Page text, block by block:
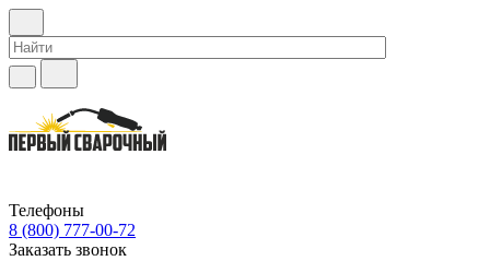
Телефоны
8 (800) 777-00-72
Заказать звонок